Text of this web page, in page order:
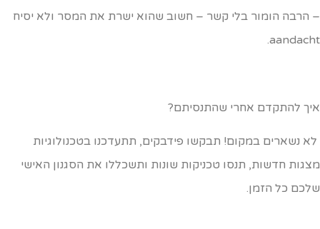
הרבה הומור בלי קשר – חשוב שהוא ישרת את המסר ולא יסיח
להתקדם אחרי שהתנסיתם?
נשארים במקום! תבקשו פידבקים, תתעדכנו בטכנולוגיות
חדשות, תנסו טכניקות שונות ותשכללו את הסגנון האישי
כל הזמן.